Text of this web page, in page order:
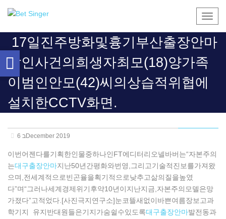
Open
toolbar
17일진주방화및흉기부산출장안마
살인사건의희생자최모(18)양가족
이범인안모(42)씨의상습적위협에
설치한CCTV화면.
6 בDecember 2019
이번어젠다를기획한인물중하나인FT에디터리오넬바버는“자본주의
는대구출장안마지난50년간평화와번영,그리고기술적진보를가져왔
으며,전세계적으로빈곤율을획기적으로낮추고삶의질을높였
다”며“그러나세계경제위기후약10년이지난지금,자본주의모델은망
가졌다”고적었다.[사진극지연구소]눈코뜰새없이바쁜여름장보고과
학기지 유지반대원들은기지가숨쉴수있도록대구출장안마발전동과